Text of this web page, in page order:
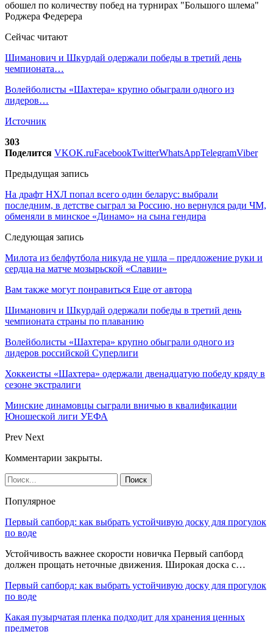
Сейчас читают
Шиманович и Шкурдай одержали победы в третий день
чемпионата…
Волейболисты «Шахтера» крупно обыграли одного из
лидеров…
Источник
303
Поделится VKOK.ruFacebookTwitterWhatsAppTelegramViber
Предыдущая запись
На драфт НХЛ попал всего один беларус: выбрали
последним, в детстве сыграл за Россию, но вернулся ради ЧМ,
обменяли в минское «Динамо» на сына гендира
Следующая запись
Милота из белфутбола никуда не ушла – предложение руки и
сердца на матче мозырьской «Славии»
Вам также могут понравиться Еще от автора
Шиманович и Шкурдай одержали победы в третий день
чемпионата страны по плаванию
Волейболисты «Шахтера» крупно обыграли одного из
лидеров российской Суперлиги
Хоккеисты «Шахтера» одержали двенадцатую победу кряду в
сезоне экстралиги
Минские динамовцы сыграли вничью в квалификации
Юношеской лиги УЕФА
Prev Next
Комментарии закрыты.
Популярное
Первый сапборд: как выбрать устойчивую доску для прогулок
по воде
Устойчивость важнее скорости новичка Первый сапборд
должен прощать неточные движения. Широкая доска с…
Первый сапборд: как выбрать устойчивую доску для прогулок
по воде
Какая пузырчатая пленка подходит для хранения ценных
предметов